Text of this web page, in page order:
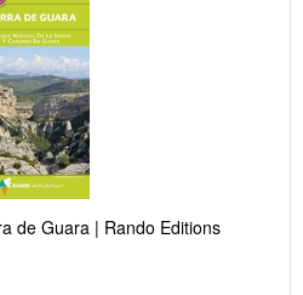
de Guara | Rando Editions